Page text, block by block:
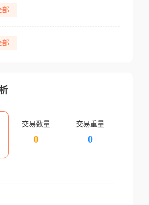
部
部
交易数量
0
交易重量
0